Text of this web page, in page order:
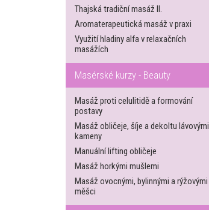
Thajská tradiční masáž II.
Aromaterapeutická masáž v praxi
Využití hladiny alfa v relaxačních
masážích
Masérské kurzy - Beauty
Masáž proti celulitidě a formování
postavy
Masáž obličeje, šíje a dekoltu lávovými
kameny
Manuální lifting obličeje
Masáž horkými mušlemi
Masáž ovocnými, bylinnými a rýžovými
měšci